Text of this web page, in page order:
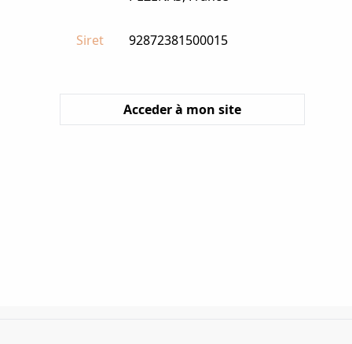
Siret 92872381500015
Acceder à mon site